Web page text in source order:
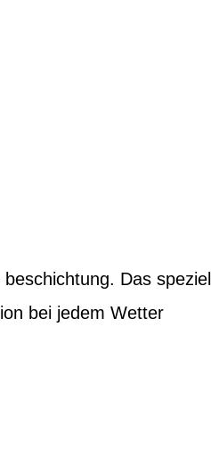
Das
bei jedem Wetter